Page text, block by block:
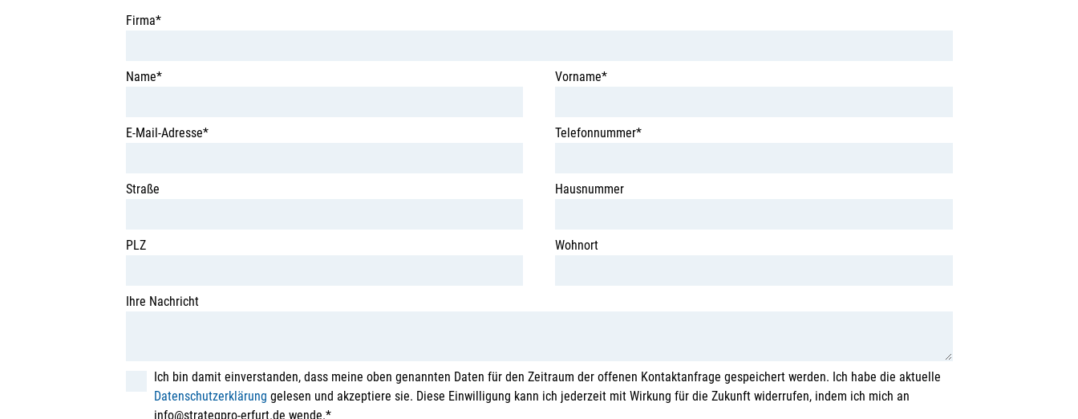
Firma*
Name* Vorname*
E-Mail-Adresse* Telefonnummer*
Straße Hausnummer
PLZ Wohnort
Ihre Nachricht
Ich bin damit einverstanden, dass meine oben genannten Daten für den Zeitraum der offenen Kontaktanfrage gespeichert werden. Ich habe die aktuelle
Datenschutzerklärung gelesen und akzeptiere sie. Diese Einwilligung kann ich jederzeit mit Wirkung für die Zukunft widerrufen, indem ich mich an
info@strategpro-erfurt.de wende.*